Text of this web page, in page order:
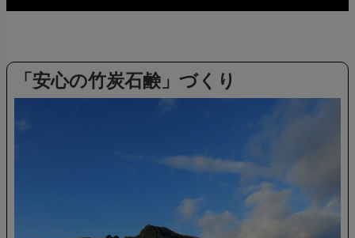
「安心の竹炭石鹸」づくり